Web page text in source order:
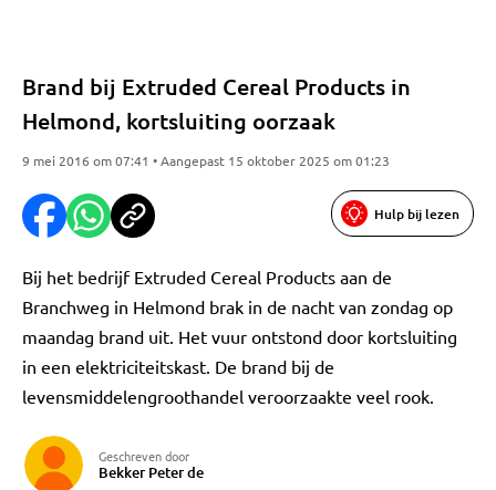
Brand bij Extruded Cereal Products in
Helmond, kortsluiting oorzaak
9 mei 2016 om 07:41 • Aangepast 15 oktober 2025 om 01:23
Hulp bij lezen
Bij het bedrijf Extruded Cereal Products aan de
Branchweg in Helmond brak in de nacht van zondag op
maandag brand uit. Het vuur ontstond door kortsluiting
in een elektriciteitskast. De brand bij de
levensmiddelengroothandel veroorzaakte veel rook.
Geschreven door
Bekker Peter de